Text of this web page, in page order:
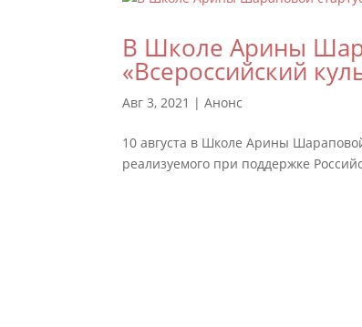
В Школе Арины
«Всероссийский
Авг 3, 2021 |Анонс
10 августа в Школе Арины
реализуемого при поддержке